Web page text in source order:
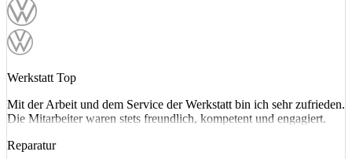
Werkstatt Top
Mit der Arbeit und dem Service der Werkstatt bin ich sehr zufrieden.
Die Mitarbeiter waren stets freundlich, kompetent und engagiert.
Reparatur